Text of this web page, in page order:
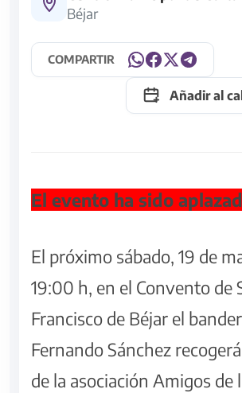
Béjar
COMPARTIR
Añadir al
El evento ha sido
El próximo sábado, 19 de
19:00 h, en el Convento de
Francisco de Béjar el
Fernando Sánchez
de la asociación Amigos de